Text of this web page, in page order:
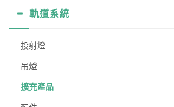
軌道系統
投射燈
吊燈
擴充產品